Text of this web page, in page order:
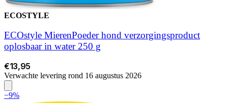
ECOSTYLE
ECOstyle MierenPoeder hond verzorgingsproduct
oplosbaar in water 250 g
€13,95
Verwachte levering rond 16 augustus 2026
−9%